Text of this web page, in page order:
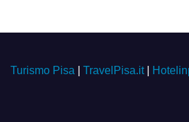
Turismo Pisa TravelPisa.it|